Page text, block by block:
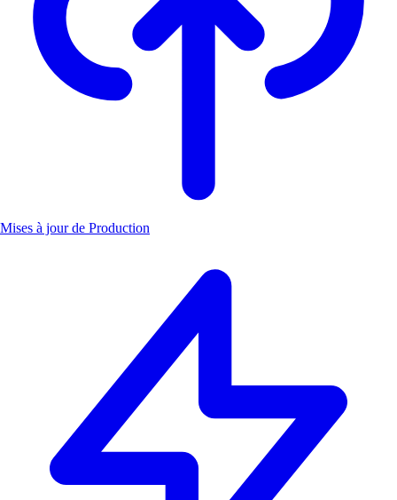
Mises à jour de Production